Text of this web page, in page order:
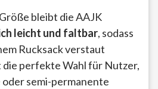
bleibt die AAJK
leicht und faltbar, sodass
Rucksack verstaut
die perfekte Wahl für Nutzer,
semi-permanente